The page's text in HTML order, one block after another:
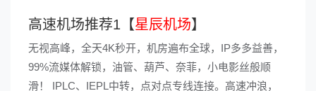
高速机场推荐1【星辰机场】
无视高峰，全天4K秒开，机房遍布全球，IP多多益善，
99%流媒体解锁，油管、葫芦、奈菲，小电影丝般顺
滑！ IPLC、IEPL中转，点对点专线连接。高速冲浪，